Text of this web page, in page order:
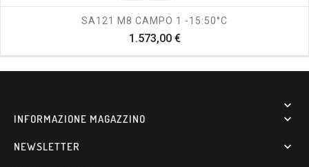
SA121 M8 CAMPO 1 -15:50°C
1.573,00 €Prezzo

INFORMAZIONE MAGAZZINO 
NEWSLETTER 